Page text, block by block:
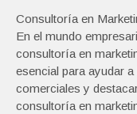
Consultoría en
En el mundo
consultoría en
esencial para ayudar
comerciales y
consultoría en